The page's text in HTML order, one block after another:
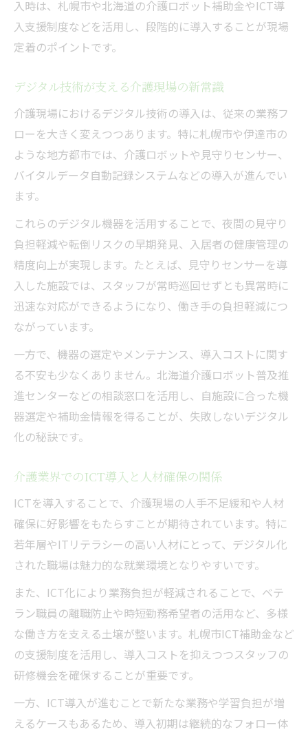
入時は、札幌市や北海道の介護ロボット補助金やICT導
入支援制度などを活用し、段階的に導入することが現場
定着のポイントです。
デジタル技術が支える介護現場の新常識
介護現場におけるデジタル技術の導入は、従来の業務フ
ローを大きく変えつつあります。特に札幌市や伊達市の
ような地方都市では、介護ロボットや見守りセンサー、
バイタルデータ自動記録システムなどの導入が進んでい
ます。
これらのデジタル機器を活用することで、夜間の見守り
負担軽減や転倒リスクの早期発見、入居者の健康管理の
精度向上が実現します。たとえば、見守りセンサーを導
入した施設では、スタッフが常時巡回せずとも異常時に
迅速な対応ができるようになり、働き手の負担軽減につ
ながっています。
一方で、機器の選定やメンテナンス、導入コストに関す
る不安も少なくありません。北海道介護ロボット普及推
進センターなどの相談窓口を活用し、自施設に合った機
器選定や補助金情報を得ることが、失敗しないデジタル
化の秘訣です。
介護業界でのICT導入と人材確保の関係
ICTを導入することで、介護現場の人手不足緩和や人材
確保に好影響をもたらすことが期待されています。特に
若年層やITリテラシーの高い人材にとって、デジタル化
された職場は魅力的な就業環境となりやすいです。
また、ICT化により業務負担が軽減されることで、ベテ
ラン職員の離職防止や時短勤務希望者の活用など、多様
な働き方を支える土壌が整います。札幌市ICT補助金など
の支援制度を活用し、導入コストを抑えつつスタッフの
研修機会を確保することが重要です。
一方、ICT導入が進むことで新たな業務や学習負担が増
えるケースもあるため、導入初期は継続的なフォロー体